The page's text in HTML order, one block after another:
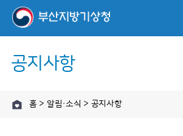
공지사항
홈 > 알림·소식 > 공지사항